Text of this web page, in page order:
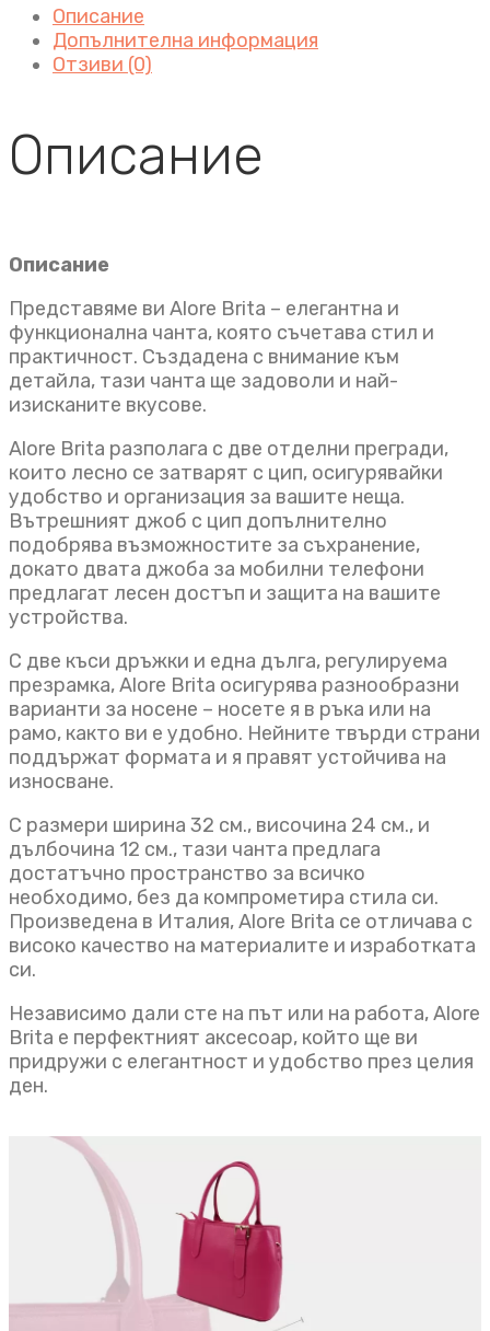
Описание
Допълнителна информация
Отзиви (0)
Описание
Описание
Представяме ви Alore Brita – елегантна и
функционална чанта, която съчетава стил и
практичност. Създадена с внимание към
детайла, тази чанта ще задоволи и най-
изисканите вкусове.
Alore Brita разполага с две отделни прегради,
които лесно се затварят с цип, осигурявайки
удобство и организация за вашите неща.
Вътрешният джоб с цип допълнително
подобрява възможностите за съхранение,
докато двата джоба за мобилни телефони
предлагат лесен достъп и защита на вашите
устройства.
С две къси дръжки и една дълга, регулируема
презрамка, Alore Brita осигурява разнообразни
варианти за носене – носете я в ръка или на
рамо, както ви е удобно. Нейните твърди страни
поддържат формата и я правят устойчива на
износване.
С размери ширина 32 см., височина 24 см., и
дълбочина 12 см., тази чанта предлага
достатъчно пространство за всичко
необходимо, без да компрометира стила си.
Произведена в Италия, Alore Brita се отличава с
високо качество на материалите и изработката
си.
Независимо дали сте на път или на работа, Alore
Brita е перфектният аксесоар, който ще ви
придружи с елегантност и удобство през целия
ден.